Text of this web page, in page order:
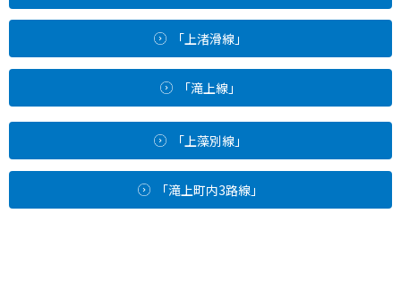
「上渚滑線」
「滝上線」
「上藻別線」
「滝上町内3路線」